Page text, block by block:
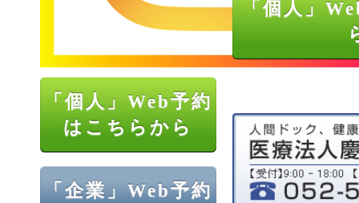
「個人」Web予約
はこちらから
「企業」Web予約
「個人」